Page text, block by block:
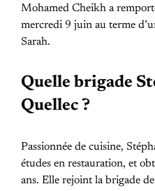
Mohamed Cheikh a
mercredi 9 juin au terme
Sarah.
Quelle brigade
Quellec ?
Passionnée de cuisine,
études en restauration, et
ans. Elle rejoint la brigade